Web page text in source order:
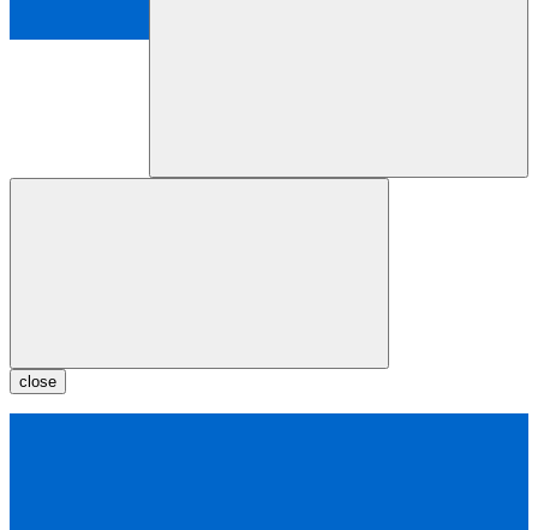
close